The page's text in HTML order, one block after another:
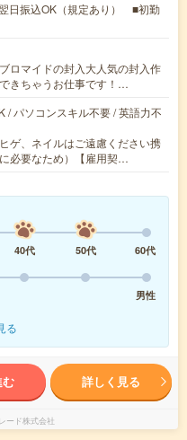
日振込OK（規定あり） ■初勤
ロマイドの封入大人気の封入作
きちゃうお仕事です！…
/ パソコンスキル不要 / 英語力不
ゲ、ネイルはご遠慮ください携
必要なため）【雇用契…
40代 50代
60代
男性
る
む 詳しく見る
ード株式会社